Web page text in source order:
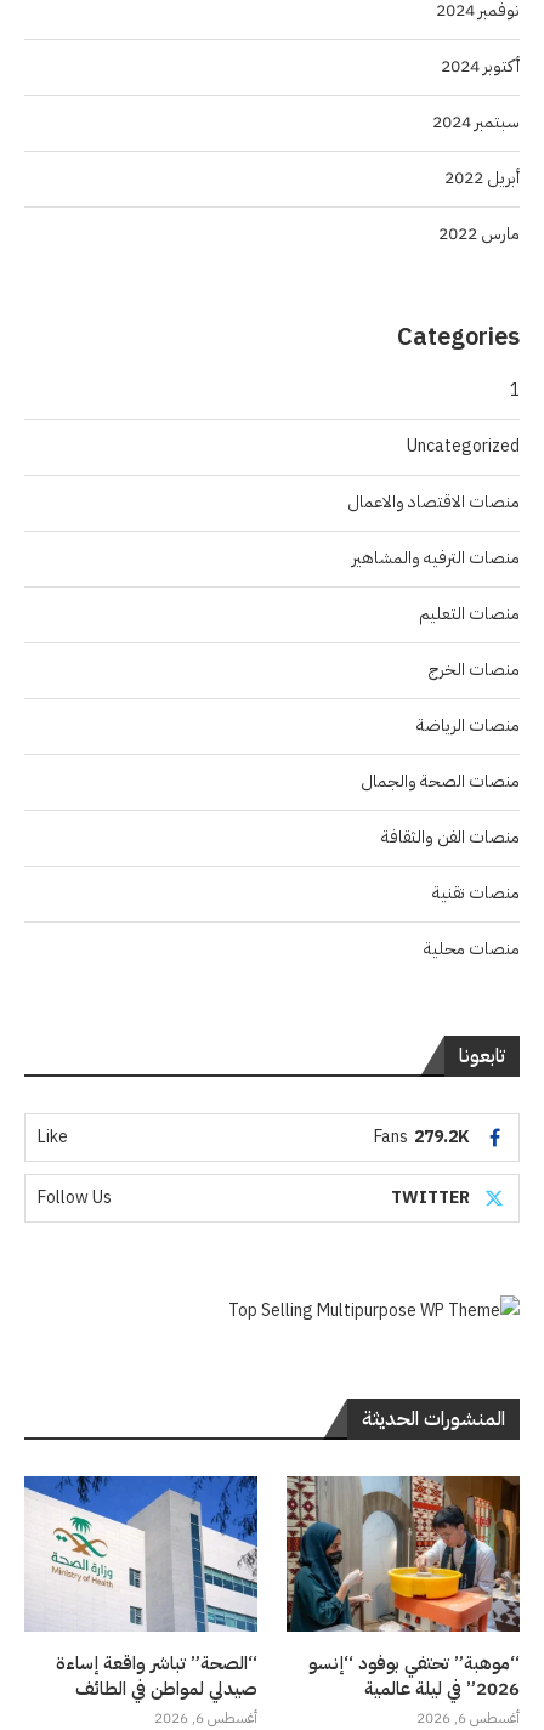
نوفمبر 2024
أكتوبر 2024
سبتمبر 2024
أبريل 2022
مارس 2022
Categories
1
Uncategorized
منصات الاقتصاد والاعمال
منصات الترفيه والمشاهير
منصات التعليم
منصات الخرج
منصات الرياضة
منصات الصحة والجمال
منصات الفن والثقافة
منصات تقنية
منصات محلية
تابعونا
279.2K
Fans
Like
TWITTER
Follow Us
المنشورات الحديثة
“موهبة” تحتفي بوفود “إنسو
2026” في ليلة عالمية
أغسطس 6, 2026
“الصحة” تباشر واقعة إساءة
صيدلي لمواطن في الطائف
أغسطس 6, 2026